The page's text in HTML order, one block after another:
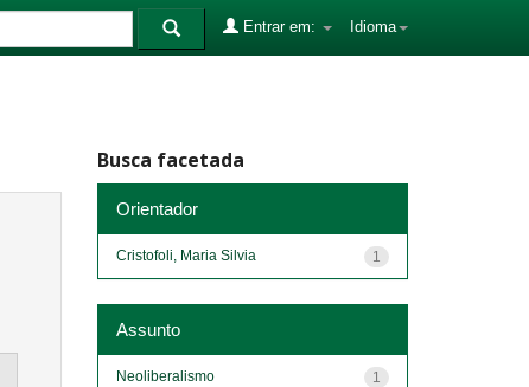
Idioma
Entrar em:
Busca facetada
Orientador
1
Cristofoli, Maria Silvia
Assunto
1
Neoliberalismo